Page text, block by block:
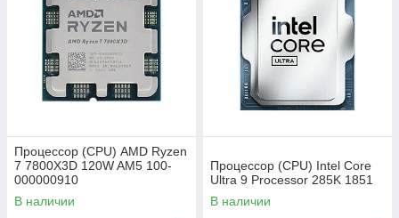
Процессор (CPU) AMD Ryzen
7 7800X3D 120W AM5 100-
000000910
В наличии
Процессор (CPU) Intel Core
Ultra 9 Processor 285K 1851
В наличии